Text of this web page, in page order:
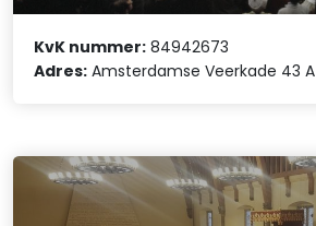
KvK nummer: 84942673
Adres: Amsterdamse Veerkade 43 A